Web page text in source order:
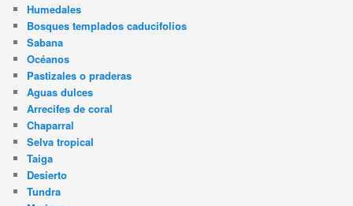
Humedales
Bosques templados caducifolios
Sabana
Océanos
Pastizales o praderas
Aguas dulces
Arrecifes de coral
Chaparral
Selva tropical
Taiga
Desierto
Tundra